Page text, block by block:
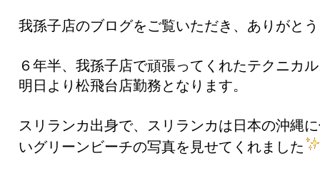
我孫子店のブログをご覧いただき、ありがと
６年半、我孫子店で頑張ってくれたテクニカ
明日より松飛台店勤務となります。
スリランカ出身で、スリランカは日本の沖縄
いグリーンビーチの写真を見せてくれました